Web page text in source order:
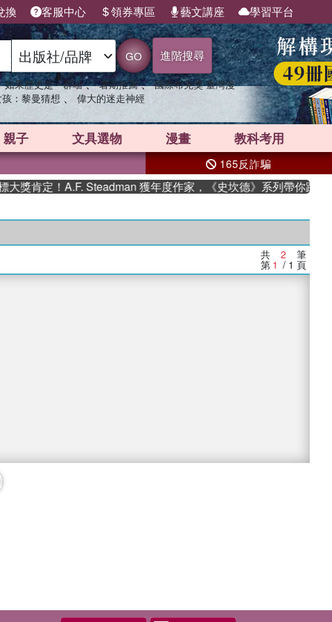
換 客服中心 領券專區 藝文講座 學習平台
GO 進階搜尋
如果歷史是一群喵 、 暑期推薦 、 國際布克獎 臺灣漫
：黎曼猜想 、 偉大的迷走神經
親子 文具選物 漫畫 教科考用
165反詐騙
獎肯定！A.F. Steadman 獲年度作家，《史坎德》系列帶你踏上熱
共 2 筆
第 1 / 1 頁